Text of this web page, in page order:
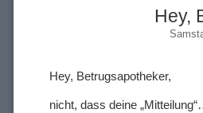
Hey,
Hey, Betrugsapotheker,
nicht, dass deine